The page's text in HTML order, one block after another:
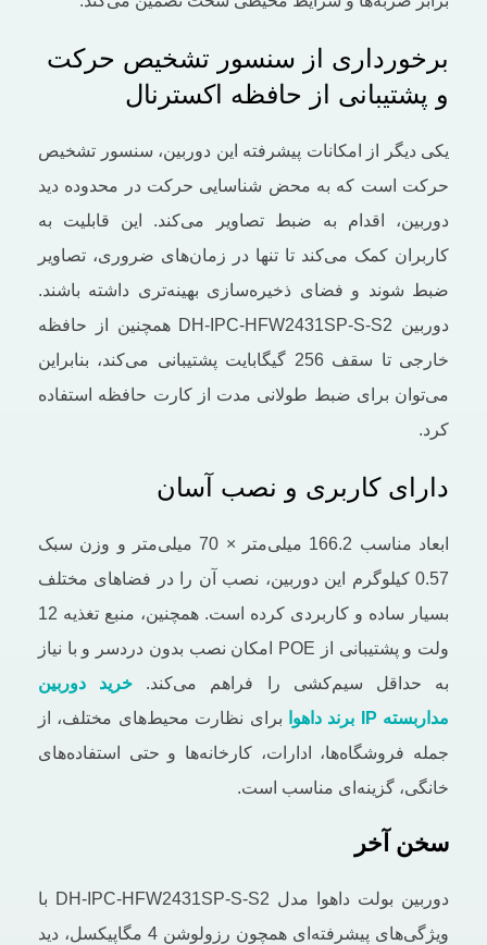
برخورداری از سنسور تشخیص حرکت
و پشتیبانی از حافظه اکسترنال
یکی دیگر از امکانات پیشرفته این دوربین، سنسور تشخیص
حرکت است که به محض شناسایی حرکت در محدوده دید
دوربین، اقدام به ضبط تصاویر می‌کند. این قابلیت به
کاربران کمک می‌کند تا تنها در زمان‌های ضروری، تصاویر
ضبط شوند و فضای ذخیره‌سازی بهینه‌تری داشته باشند.
دوربین DH-IPC-HFW2431SP-S-S2 همچنین از حافظه
خارجی تا سقف 256 گیگابایت پشتیبانی می‌کند، بنابراین
می‌توان برای ضبط طولانی ‌مدت از کارت حافظه استفاده
کرد.
دارای کاربری و نصب آسان
ابعاد مناسب 166.2 میلی‌متر × 70 میلی‌متر و وزن سبک
0.57 کیلوگرم این دوربین، نصب آن را در فضاهای مختلف
بسیار ساده و کاربردی کرده است. همچنین، منبع تغذیه 12
ولت و پشتیبانی از POE امکان نصب بدون دردسر و با نیاز
به حداقل سیم‌کشی را فراهم می‌کند. خرید دوربین
مداربسته IP برند داهوا
برای نظارت محیط‌های مختلف، از
جمله فروشگاه‌ها، ادارات، کارخانه‌ها و حتی استفاده‌های
خانگی، گزینه‌ای مناسب است.
سخن آخر
دوربین بولت داهوا مدل DH-IPC-HFW2431SP-S-S2 با
ویژگی‌های پیشرفته‌ای همچون رزولوشن 4 مگاپیکسل، دید